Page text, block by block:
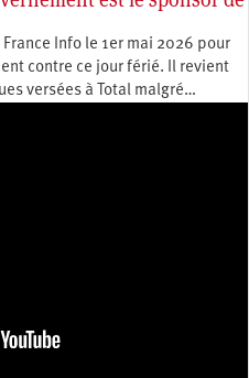
Info le 1er mai 2026 pour
contre ce jour férié. Il revient
versées à Total malgré…